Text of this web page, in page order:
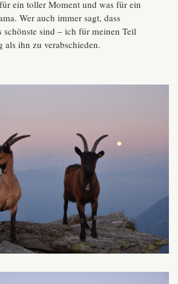
ein toller Moment und was für ein
Wer auch immer sagt, dass
schönste sind – ich für meinen Teil
als ihn zu verabschieden.